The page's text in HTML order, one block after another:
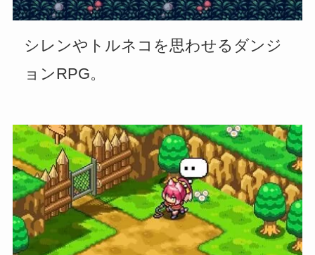
シレンやトルネコを思わせるダンジ
ョンRPG。